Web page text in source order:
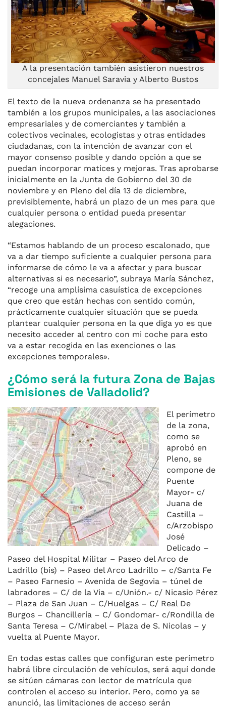
A la presentación también asistieron nuestros
concejales Manuel Saravia y Alberto Bustos
El texto de la nueva ordenanza se ha presentado
también a los grupos municipales, a las asociaciones
empresariales y de comerciantes y también a
colectivos vecinales, ecologistas y otras entidades
ciudadanas, con la intención de avanzar con el
mayor consenso posible y dando opción a que se
puedan incorporar matices y mejoras. Tras aprobarse
inicialmente en la Junta de Gobierno del 30 de
noviembre y en Pleno del día 13 de diciembre,
previsiblemente, habrá un plazo de un mes para que
cualquier persona o entidad pueda presentar
alegaciones.
“Estamos hablando de un proceso escalonado, que
va a dar tiempo suficiente a cualquier persona para
informarse de cómo le va a afectar y para buscar
alternativas si es necesario”, subraya María Sánchez,
“recoge una amplísima casuística de excepciones
que creo que están hechas con sentido común,
prácticamente cualquier situación que se pueda
plantear cualquier persona en la que diga yo es que
necesito acceder al centro con mi coche para esto
va a estar recogida en las exenciones o las
excepciones temporales».
¿Cómo será la futura Zona de Bajas
Emisiones de Valladolid?
El perímetro
de la zona,
como se
aprobó en
Pleno, se
compone de
Puente
Mayor- c/
Juana de
Castilla –
c/Arzobispo
José
Delicado –
Paseo del Hospital Militar – Paseo del Arco de
Ladrillo (bis) – Paseo del Arco Ladrillo – c/Santa Fe
– Paseo Farnesio – Avenida de Segovia – túnel de
labradores – C/ de la Via – c/Unión.- c/ Nicasio Pérez
– Plaza de San Juan – C/Huelgas – C/ Real De
Burgos – Chancillería – C/ Gondomar- c/Rondilla de
Santa Teresa – C/Mirabel – Plaza de S. Nicolas – y
vuelta al Puente Mayor.
En todas estas calles que configuran este perímetro
habrá libre circulación de vehículos, será aquí donde
se sitúen cámaras con lector de matrícula que
controlen el acceso su interior. Pero, como ya se
anunció, las limitaciones de acceso serán